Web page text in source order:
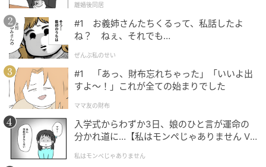
出典：シティリビングWeb
「あさりと菜の花のホワイトソース（北海道産ホワイ
トソース使用）」
身のつまったあさりと、鮮やかな菜の花が春を感じさ
せます。ガーリックライスをトッピングすることで、
離婚後同居
#1 お義姉さんたちくるって、私話したよ
ね？ ねぇ、それでも…
ぜんぶ私のせい
#1 「あっ、財布忘れちゃった」「いいよ出
すよ〜！」これが全ての始まりでした
ママ友の財布
入学式からわずか3日、娘のひと言が運命の
分かれ道に…【私はモンペじゃありません Vo
私はモンペじゃありません